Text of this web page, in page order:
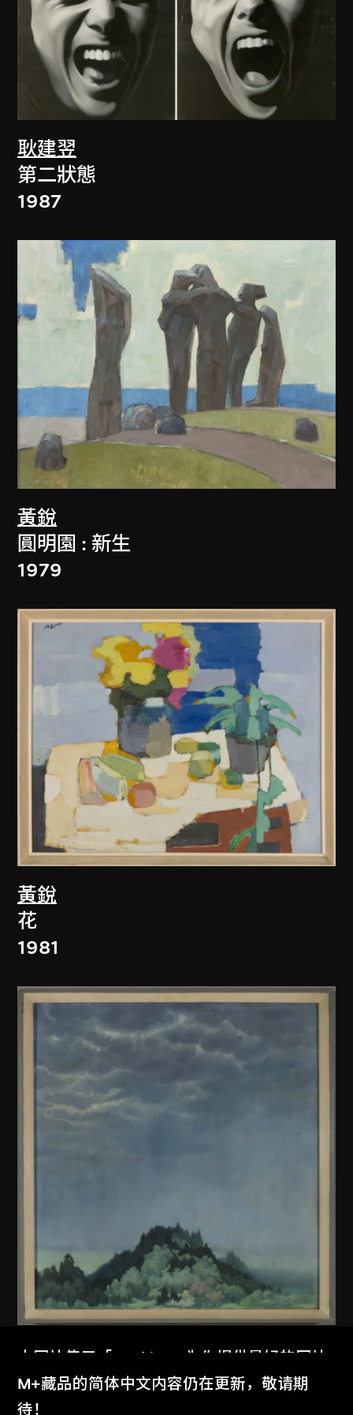
耿建翌
第二狀態
1987
黃銳
圓明園 : 新生
1979
黃銳
花
1981
佚名 (中國內地)
無題
1979
本网站使用「Cookies」为你提供最好的网站
体验。
了解更多
M+藏品的简体中文内容仍在更新，敬请期
待！